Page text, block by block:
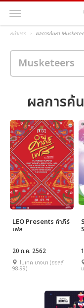
หน้าแรก ผลการค้นหา
ผลการค้
LEO Presents คำภีร์
เฟส
20 ก.ค. 2562
ไบเทค บางนา (ฮอลล์
98-99)